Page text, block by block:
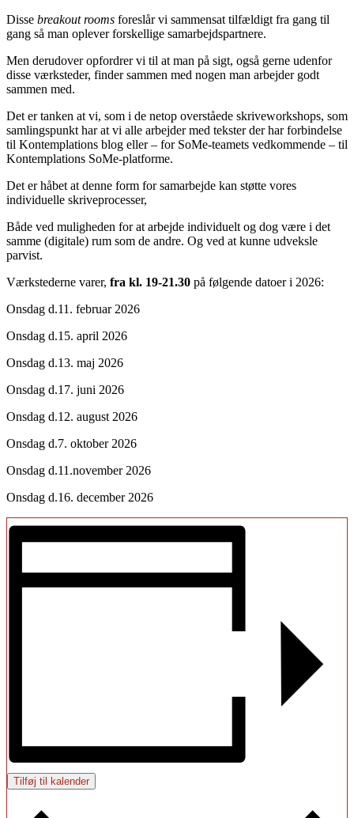
Disse breakout rooms foreslår vi sammensat tilfældigt fra gang til
gang så man oplever forskellige samarbejdspartnere.
Men derudover opfordrer vi til at man på sigt, også gerne udenfor
disse værksteder, finder sammen med nogen man arbejder godt
sammen med.
Det er tanken at vi, som i de netop overståede skriveworkshops, som
samlingspunkt har at vi alle arbejder med tekster der har forbindelse
til Kontemplations blog eller – for SoMe-teamets vedkommende – til
Kontemplations SoMe-platforme.
Det er håbet at denne form for samarbejde kan støtte vores
individuelle skriveprocesser,
Både ved muligheden for at arbejde individuelt og dog være i det
samme (digitale) rum som de andre. Og ved at kunne udveksle
parvist.
Værkstederne varer, fra kl. 19-21.30 på følgende datoer i 2026:
Onsdag d.11. februar 2026
Onsdag d.15. april 2026
Onsdag d.13. maj 2026
Onsdag d.17. juni 2026
Onsdag d.12. august 2026
Onsdag d.7. oktober 2026
Onsdag d.11.november 2026
Onsdag d.16. december 2026
Tilføj til kalender